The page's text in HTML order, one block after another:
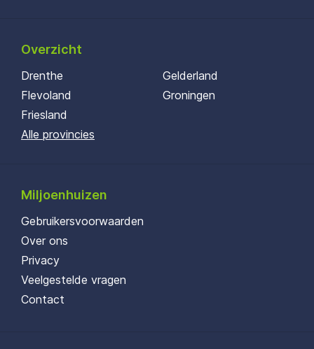
Overzicht
Drenthe
Flevoland
Friesland
Gelderland
Groningen
Alle provincies
Miljoenhuizen
Gebruikersvoorwaarden
Over ons
Privacy
Veelgestelde vragen
Contact